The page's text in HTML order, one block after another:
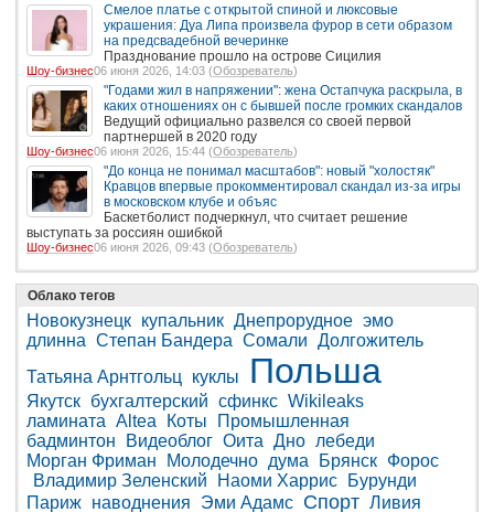
Смелое платье с открытой спиной и люксовые
украшения: Дуа Липа произвела фурор в сети образом
на предсвадебной вечеринке
Празднование прошло на острове Сицилия
Шоу-бизнес06 июня 2026, 14:03 (Обозреватель)
"Годами жил в напряжении": жена Остапчука раскрыла, в
каких отношениях он с бывшей после громких скандалов
Ведущий официально развелся со своей первой
партнершей в 2020 году
Шоу-бизнес06 июня 2026, 15:44 (Обозреватель)
"До конца не понимал масштабов": новый "холостяк"
Кравцов впервые прокомментировал скандал из-за игры
в московском клубе и объяс
Баскетболист подчеркнул, что считает решение
выступать за россиян ошибкой
Шоу-бизнес06 июня 2026, 09:43 (Обозреватель)
Облако тегов
Новокузнецк купальник Днепрорудное эмо
длинна Степан Бандера Сомали Долгожитель
Татьяна Арнтгольц
куклы Польша
Якутск бухгалтерский сфинкс Wikileaks
ламината Altea Коты
Промышленная
бадминтон
Видеоблог Оита Дно лебеди
Морган Фриман
Молодечно дума Брянск Форос
Владимир Зеленский
Наоми Харрис
Бурунди
Париж наводнения Эми Адамс Спорт Ливия